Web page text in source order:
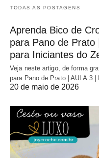
TODAS AS POSTAGENS
Aprenda Bico de
para Pano de Prato
para Iniciantes do
Veja neste artigo, de forma
para Pano de Prato | AULA 3
20 de maio de 2026